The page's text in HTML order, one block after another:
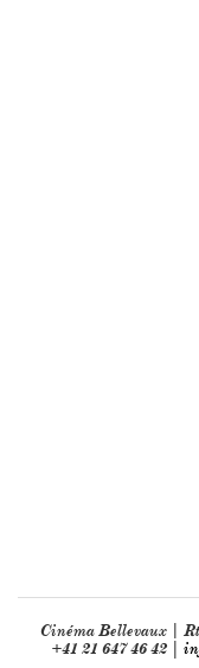
Cinéma Bellevaux |
+41 21 647 46 42 |